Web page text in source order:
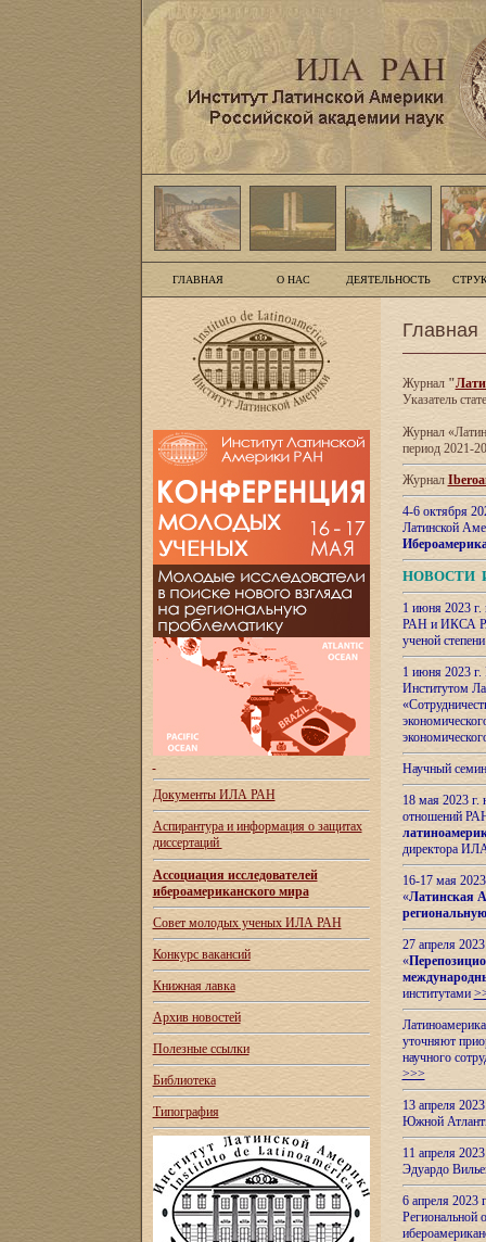
ГЛАВНАЯ О НАС ДЕЯТЕЛЬНОСТЬ
Документы ИЛА РАН
Аспирантура и информация о защитах
диссертаций
Ассоциация исследователей
ибероамериканского мира
Совет молодых ученых ИЛА РАН
Конкурс вакансий
Книжная лавка
Архив новостей
Полезные ссылки
Библиотека
Типография
Главная
Журнал"
Указатель
Журнал
период 2021-
Журнал
4-6 октября
Латинской
НОВОСТИ
1 июня 2023
РАН и ИКСА
ученой
1 июня 2023
Институтом
Научный
18 мая 2023
отношений
директора
16-17 мая
«Латинская
27 апреля
«
институтами
уточняют
научного
>>>
13 апреля
Южной
11 апреля
Эдуардо
6 апреля
Региональной